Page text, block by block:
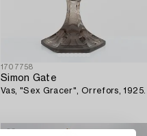
1707758
Simon Gate
Vas, "Sex Gracer", Orrefors, 1925.